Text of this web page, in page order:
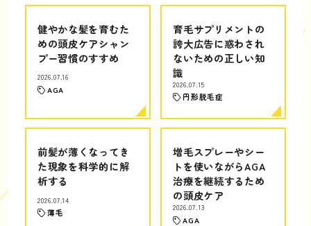
健やかな髪を育むた
めの頭皮ケアシャン
プー習慣のすすめ
2026.07.16
AGA
育毛サプリメントの
誇大広告に惑わされ
ないための正しい知
識
2026.07.15
円形脱毛症
前髪が薄くなってき
た現象を科学的に解
析する
2026.07.14
薄毛
増毛スプレーやシー
トを使いながらAGA
治療を継続するため
の頭皮ケア
2026.07.13
AGA